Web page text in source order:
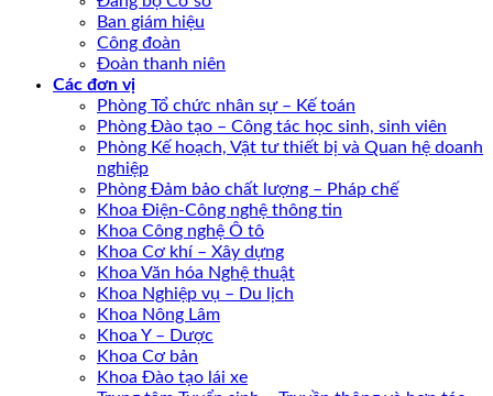
Ban giám hiệu
Công đoàn
Đoàn thanh niên
Các đơn vị
Phòng Tổ chức nhân sự – Kế toán
Phòng Đào tạo – Công tác học sinh, sinh viên
Phòng Kế hoạch, Vật tư thiết bị và Quan hệ doanh
nghiệp
Phòng Đảm bảo chất lượng – Pháp chế
Khoa Điện-Công nghệ thông tin
Khoa Công nghệ Ô tô
Khoa Cơ khí – Xây dựng
Khoa Văn hóa Nghệ thuật
Khoa Nghiệp vụ – Du lịch
Khoa Nông Lâm
Khoa Y – Dược
Khoa Cơ bản
Khoa Đào tạo lái xe